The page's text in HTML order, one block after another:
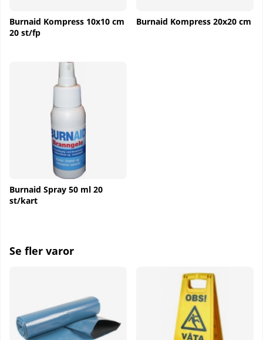
Burnaid Kompress 10x10 cm
20 st/fp
Burnaid Kompress 20x20 cm
Burnaid Spray 50 ml 20
st/kart
Se fler varor